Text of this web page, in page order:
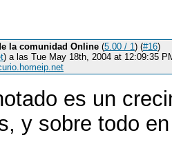
la comunidad Online (5.00 / 1) (#16)
) a las Tue May 18th, 2004 at 12:09:35
es un
y sobre todo